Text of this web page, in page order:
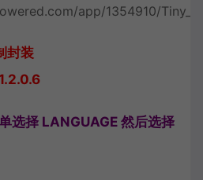
app/1354910/
封装
选择 LANGUAGE 然后选择